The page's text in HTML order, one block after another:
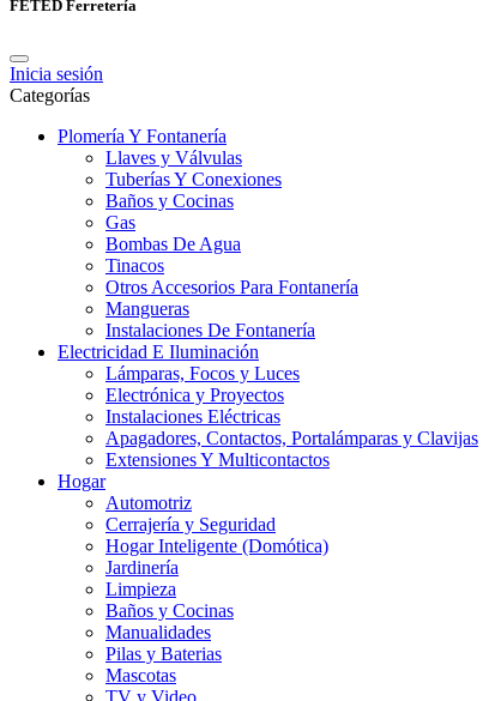
FETED Ferretería
Inicia sesión
Categorías
Plomería Y Fontanería
Llaves y Válvulas
Tuberías Y Conexiones
Baños y Cocinas
Gas
Bombas De Agua
Tinacos
Otros Accesorios Para Fontanería
Mangueras
Instalaciones De Fontanería
Electricidad E Iluminación
Lámparas, Focos y Luces
Electrónica y Proyectos
Instalaciones Eléctricas
Apagadores, Contactos, Portalámparas y Clavijas
Extensiones Y Multicontactos
Hogar
Automotriz
Cerrajería y Seguridad
Hogar Inteligente (Domótica)
Jardinería
Limpieza
Baños y Cocinas
Manualidades
Pilas y Baterias
Mascotas
TV y Video